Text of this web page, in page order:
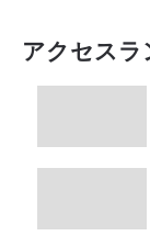
アクセスラ